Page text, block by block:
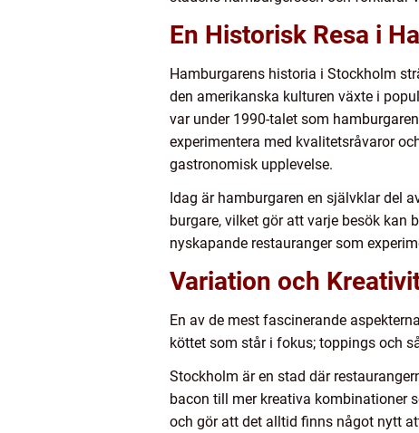
En Historisk Resa i
Hamburgarens historia i Stockholm
den amerikanska kulturen växte i
var under 1990-talet som
experimentera med kvalitetsråvaror
gastronomisk upplevelse.
Idag är hamburgaren en självklar del
burgare, vilket gör att varje besök kan
nyskapande restauranger som
Variation och
En av de mest fascinerande
köttet som står i fokus; toppings och
Stockholm är en stad där
bacon till mer kreativa kombinationer
och gör att det alltid finns något nytt